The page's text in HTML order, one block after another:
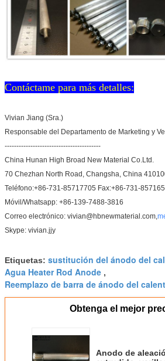
Contáctame para más detalles:
Vivian Jiang (Sra.)
Responsable del Departamento de Marketing y
-----------------------------------------
China Hunan High Broad New Material Co.Ltd.
70 Chezhan North Road, Changsha, China
Teléfono:+86-731-85717705 Fax:+86-731-
Móvil/Whatsapp: +86-139-7488-3816
Correo electrónico: vivian@hbnewmaterial.com,
Skype: vivian.jjy
Etiquetas: sustitución del ánodo del
Agua Heater Rod Anode ,
Reemplazo de barra de ánodo del
Obtenga el mejor
Anodo de